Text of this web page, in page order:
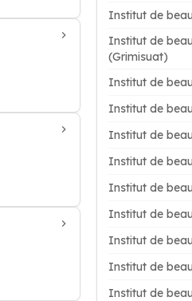
Institut de
Institut de
(Grimisuat)
Institut de
Institut de
Institut de
Institut de
Institut de
Institut de
Institut de
Institut de
Institut de